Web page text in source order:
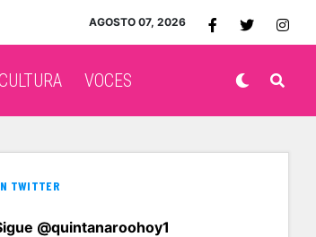
AGOSTO 07, 2026
VOCES
TWITTER
@quintanaroohoy1